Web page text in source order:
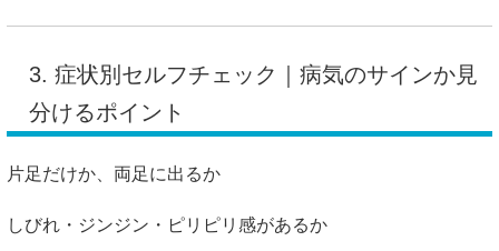
3. 症状別セルフチェック｜病気のサインか見
分けるポイント
片足だけか、両足に出るか
しびれ・ジンジン・ピリピリ感があるか